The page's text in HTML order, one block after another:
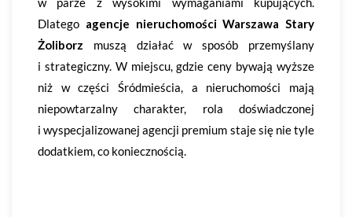
Dlatego agencje nieruchomości Warszawa Stary
Żoliborz muszą działać w sposób przemyślany
i strategiczny. W miejscu, gdzie ceny bywają wyższe
niż w części Śródmieścia, a nieruchomości mają
niepowtarzalny charakter, rola doświadczonej
i wyspecjalizowanej agencji premium staje się nie tyle
dodatkiem, co koniecznością.